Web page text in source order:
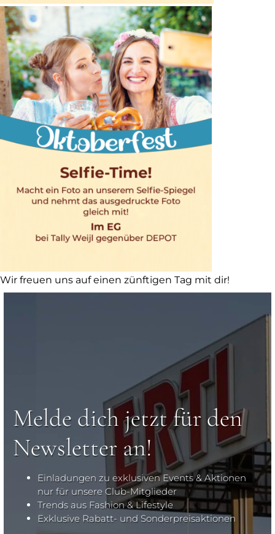
Wir freuen uns auf einen zünftigen Tag mit dir!
Melde dich jetzt für den
Newsletter an!
Einladungen zu exklusiven Events & Aktionen
nur für unsere Club-Mitglieder
Trends aus Fashion & Lifestyle
Exklusive Rabatt- und Sonderpreisaktionen